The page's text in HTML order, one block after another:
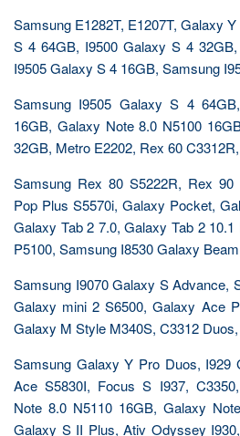
Samsung E1282T, E1207T, Galaxy
S 4 64GB, I9500 Galaxy S 4
I9505 Galaxy S 4 16GB, Samsung
Samsung I9505 Galaxy S 4
16GB, Galaxy Note 8.0 N5100
32GB, Metro E2202, Rex 60
Samsung Rex 80 S5222R, Rex 90
Pop Plus S5570i, Galaxy Pocket,
Galaxy Tab 2 7.0, Galaxy Tab 2
P5100, Samsung I8530 Galaxy
Samsung I9070 Galaxy S Advance,
Galaxy mini 2 S6500, Galaxy Ace
Galaxy M Style M340S, C3312
Samsung Galaxy Y Pro Duos, I929
Ace S5830I, Focus S I937,
Note 8.0 N5110 16GB, Galaxy
Galaxy S II Plus, Ativ Odyssey